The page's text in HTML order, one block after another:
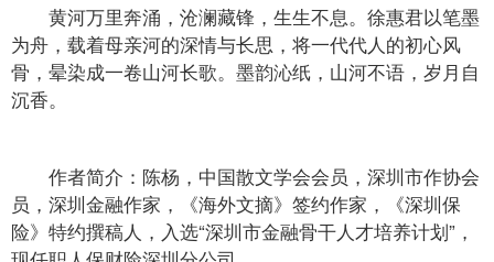
黄河万里奔涌，沧澜藏锋，生生不息。徐惠君以笔墨
为舟，载着母亲河的深情与长思，将一代代人的初心风
骨，晕染成一卷山河长歌。墨韵沁纸，山河不语，岁月自
沉香。
作者简介：陈杨，中国散文学会会员，深圳市作协会
员，深圳金融作家，《海外文摘》签约作家，《深圳保
险》特约撰稿人，入选“深圳市金融骨干人才培养计划”，